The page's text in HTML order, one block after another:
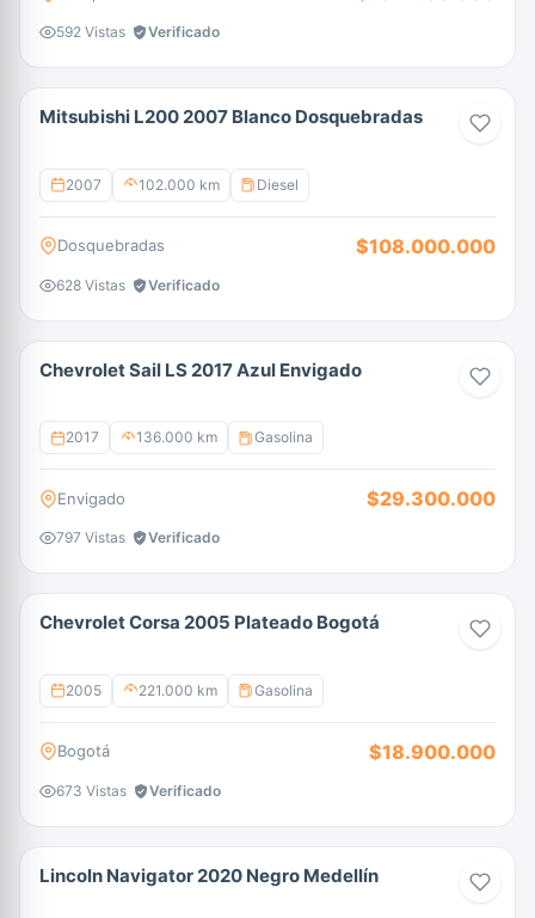
592 Vistas Verificado
Mitsubishi L200 2007 Blanco Dosquebradas
2007 102.000 km Diesel
Dosquebradas $108.000.000
628 Vistas Verificado
Chevrolet Sail LS 2017 Azul Envigado
2017 136.000 km Gasolina
Envigado $29.300.000
797 Vistas Verificado
Chevrolet Corsa 2005 Plateado Bogotá
2005 221.000 km Gasolina
Bogotá $18.900.000
673 Vistas Verificado
Lincoln Navigator 2020 Negro Medellín